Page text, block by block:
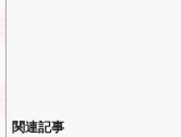
関連記事